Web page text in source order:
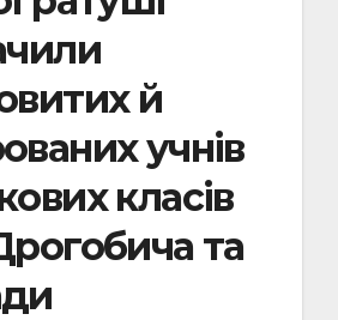
й
учнів
класів
та